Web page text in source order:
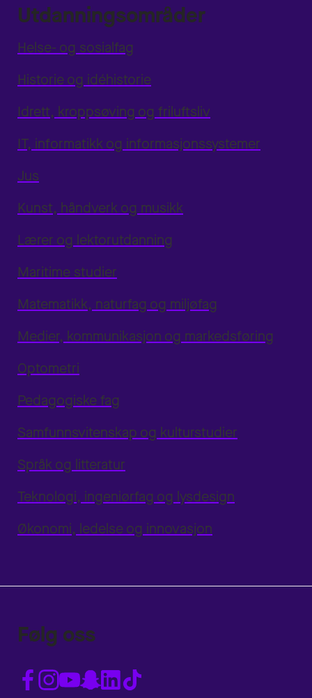
Utdanningsområder
Helse- og sosialfag
Historie og idéhistorie
Idrett, kroppsøving og friluftsliv
IT, informatikk og informasjonssystemer
Jus
Kunst, håndverk og musikk
Lærer og lektorutdanning
Maritime studier
Matematikk, naturfag og miljøfag
Medier, kommunikasjon og markedsføring
Optometri
Pedagogiske fag
Samfunnsvitenskap og kulturstudier
Språk og litteratur
Teknologi, ingeniørfag og lysdesign
Økonomi, ledelse og innovasjon
Følg oss